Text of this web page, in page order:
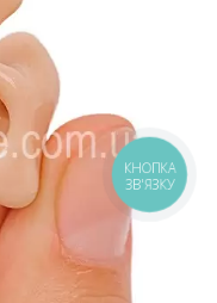
КНОПКА
ЗВ'ЯЗКУ